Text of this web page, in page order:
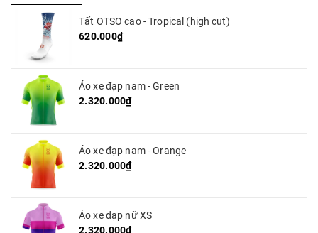
Tất OTSO cao - Tropical (high cut)
620.000₫
Áo xe đạp nam - Green
2.320.000₫
Áo xe đạp nam - Orange
2.320.000₫
Áo xe đạp nữ XS
2.320.000₫